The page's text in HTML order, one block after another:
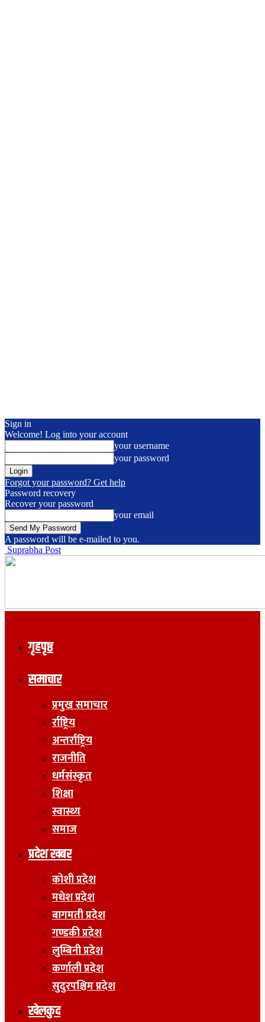
Sign in
Welcome! Log into your account
your username
your password
Forgot your password? Get help
Password recovery
Recover your password
your email
A password will be e-mailed to you.
Suprabha Post
गृहपृष्ठ
समाचार
प्रमुख समाचार
र्राष्ट्रिय
अन्तर्राष्ट्रिय
राजनीति
धर्मसंस्कृत
शिक्षा
स्वास्थ्य
समाज
प्रदेश खबर
कोशी प्रदेश
मधेश प्रदेश
बागमती प्रदेश
गण्डकी प्रदेश
लुम्बिनी प्रदेश
कर्णाली प्रदेश
सुदुरपश्चिम प्रदेश
खेलकुद